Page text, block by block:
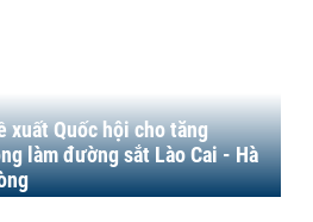
xuất Quốc hội cho tăng
làm đường sắt Lào Cai - Hà